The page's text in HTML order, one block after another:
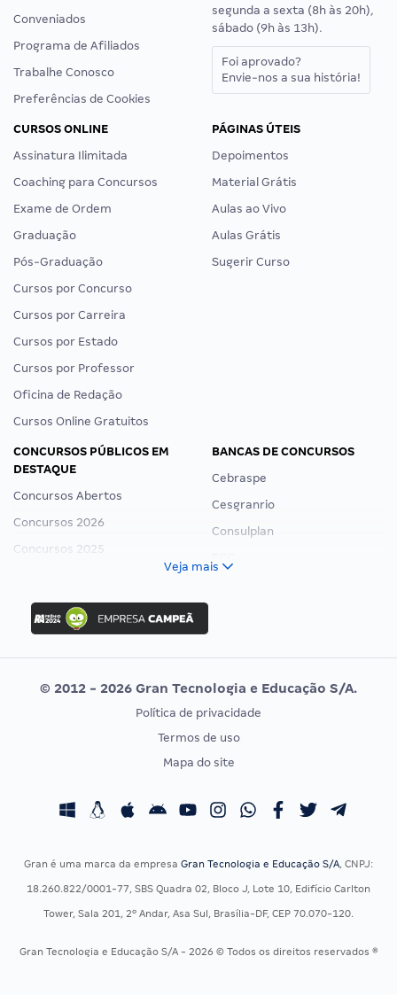
Conveniados
Programa de Afiliados
Trabalhe Conosco
Preferências de Cookies
segunda a sexta (8h às 20h),
sábado (9h às 13h).
Foi aprovado?
Envie-nos a sua história!
CURSOS ONLINE
Assinatura Ilimitada
Coaching para Concursos
Exame de Ordem
Graduação
Pós-Graduação
Cursos por Concurso
Cursos por Carreira
Cursos por Estado
Cursos por Professor
Oficina de Redação
Cursos Online Gratuitos
PÁGINAS ÚTEIS
Depoimentos
Material Grátis
Aulas ao Vivo
Aulas Grátis
Sugerir Curso
CONCURSOS PÚBLICOS EM
DESTAQUE
Concursos Abertos
Concursos 2026
Concursos 2025
Concurso Ibama
Concurso MPU
Editais publicados
BANCAS DE CONCURSOS
Cebraspe
Cesgranrio
Consulplan
Vunesp
CONCURSOS POR PROFISSÃO
Concursos Fiscais
Residência Multiprofissional
EXAME DE ORDEM
Calendário OAB
Veja mais
© 2012 - 2026 Gran Tecnologia e Educação S/A.
Política de privacidade
Termos de uso
Mapa do site
Gran é uma marca da empresa Gran Tecnologia e Educação S/A, CNPJ:
18.260.822/0001-77, SBS Quadra 02, Bloco J, Lote 10, Edifício Carlton
Tower, Sala 201, 2º Andar, Asa Sul, Brasília-DF, CEP 70.070-120.
Gran Tecnologia e Educação S/A - 2026 © Todos os direitos reservados ®